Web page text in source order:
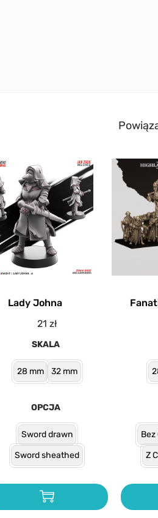
Lady Johna
21zł
SKALA
28 mm 32 mm
OPCJA
Sword drawn
Sword sheathed
Bez
Z